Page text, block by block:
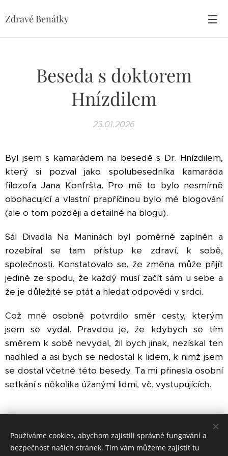
Zdravé Benátky
Beseda s doktorem
Hnízdilem
23.01.2026
Byl jsem s kamarádem na besedě s Dr. Hnízdilem,
který si pozval jako spolubesedníka kamaráda
filozofa Jana Konfršta. Pro mě to bylo nesmírně
obohacující a vlastní prapříčinou bylo mé blogování
(ale o tom později a detailně na blogu).
Sál Divadla Na Maninách byl poměrně zaplněn a
rozebíral se tam přístup ke zdraví, k sobě,
společnosti. Konstatovalo se, že změna může přijít
jedině ze spodu, že každý musí začít sám u sebe a
že je důležité se ptát a hledat odpovědi v srdci.
Což mně osobně potvrdilo směr cesty, kterým
jsem se vydal. Pravdou je, že kdybych se tím
směrem k sobě nevydal, žil bych jinak, nezískal ten
nadhled a asi bych se nedostal k lidem, k nimž jsem
se dostal včetně této besedy. Ta mi přinesla osobní
setkání s několika úžanými lidmi, vč. vystupujících.
Používáme cookies, abychom zajistili správné fungování a
bezpečnost našich stránek. Tím vám můžeme zajistit tu